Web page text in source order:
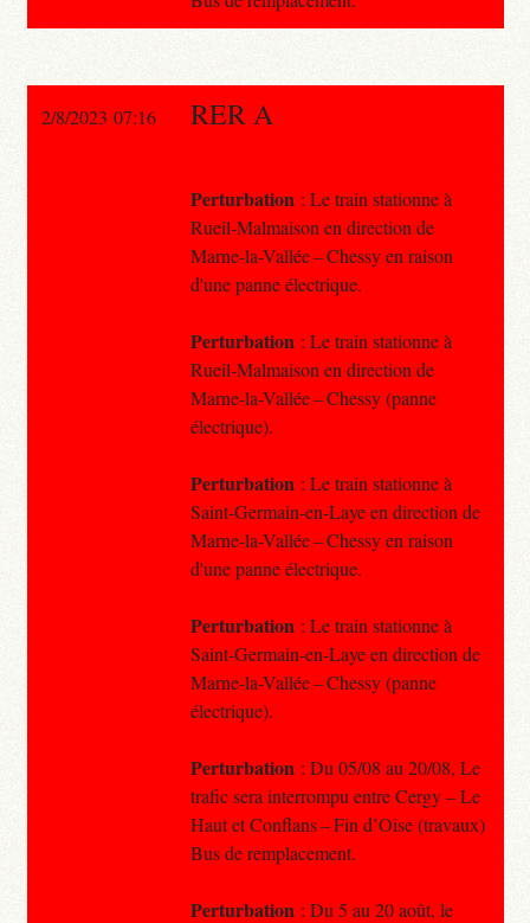
2/8/2023 07:16 RER A
Perturbation : Le train stationne à
Rueil-Malmaison en direction de
Marne-la-Vallée – Chessy en raison
d'une panne électrique.
Perturbation : Le train stationne à
Rueil-Malmaison en direction de
Marne-la-Vallée – Chessy (panne
électrique).
Perturbation : Le train stationne à
Saint-Germain-en-Laye en direction de
Marne-la-Vallée – Chessy en raison
d'une panne électrique.
Perturbation : Le train stationne à
Saint-Germain-en-Laye en direction de
Marne-la-Vallée – Chessy (panne
électrique).
Perturbation : Du 05/08 au 20/08, Le
trafic sera interrompu entre Cergy – Le
Haut et Conflans – Fin d’Oise (travaux)
Bus de remplacement.
Perturbation : Du 5 au 20 août, le